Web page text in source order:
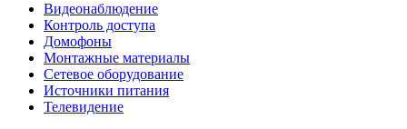
Видеонаблюдение
Контроль доступа
Домофоны
Монтажные материалы
Сетевое оборудование
Источники питания
Телевидение